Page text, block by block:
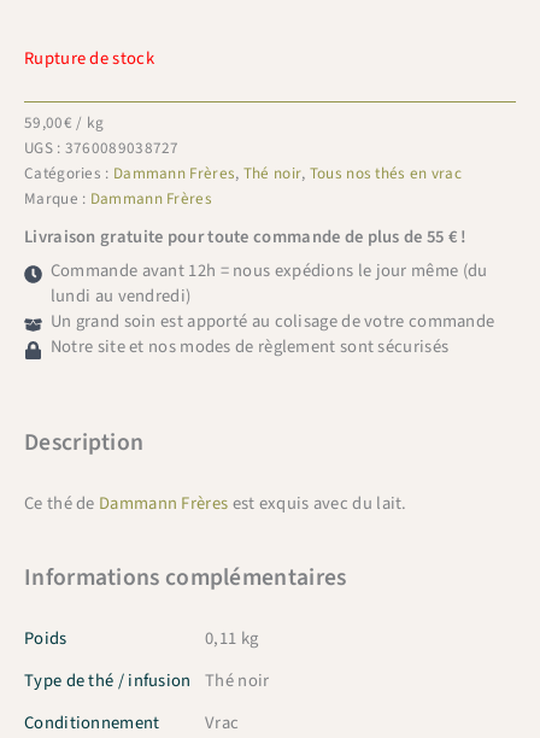
Rupture de stock
59,00€ / kg
UGS : 3760089038727
Catégories : Dammann Frères, Thé noir, Tous nos thés en vrac
Marque : Dammann Frères
Livraison gratuite pour toute commande de plus de 55 € !
Commande avant 12h = nous expédions le jour même (du
lundi au vendredi)
Un grand soin est apporté au colisage de votre commande
Notre site et nos modes de règlement sont sécurisés
Description
Ce thé de Dammann Frèresest exquis avec du lait.
Informations complémentaires
Poids
0,11 kg
Type de thé / infusion
Thé noir
Conditionnement
Vrac